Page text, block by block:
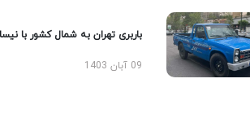
باربری تهران به شمال کشور با نیسان
09 آبان 1403